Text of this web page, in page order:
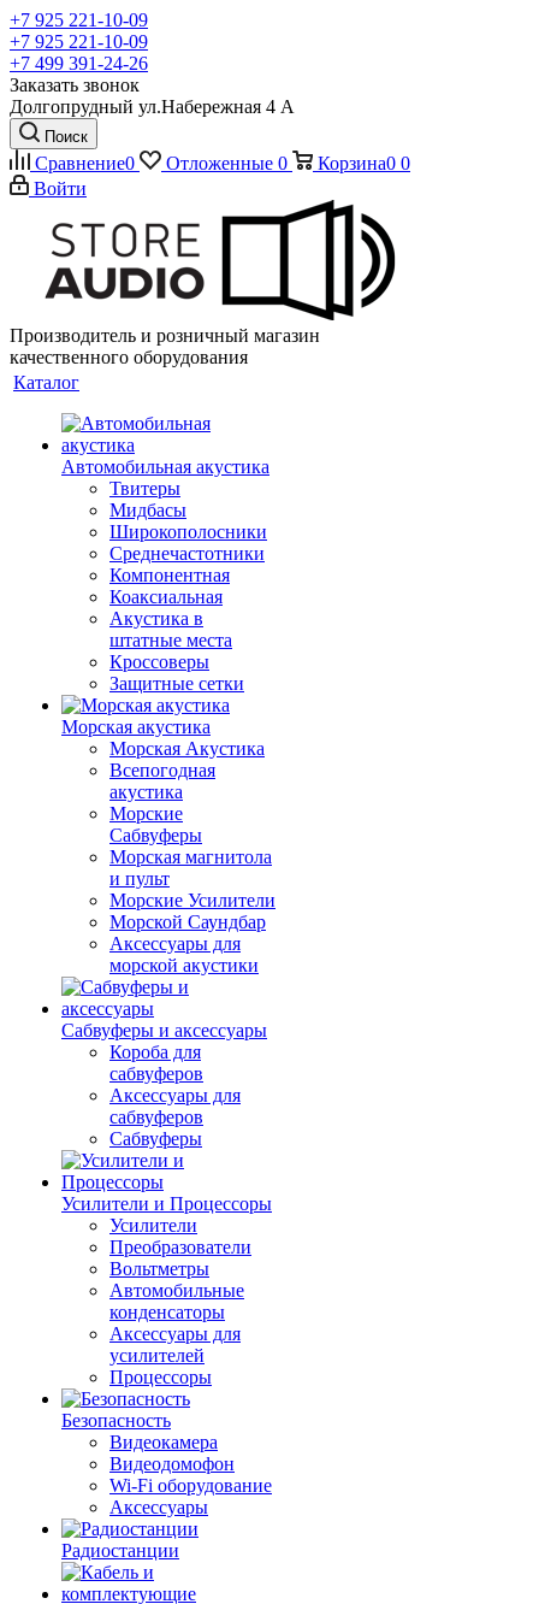
+7 925 221-10-09
+7 925 221-10-09
+7 499 391-24-26
Заказать звонок
Долгопрудный ул.Набережная 4 А
Поиск
Сравнение0 Отложенные 0 Корзина0 0
Войти
Производитель и розничный магазин
качественного оборудования
Каталог
Автомобильная акустика
Твитеры
Мидбасы
Широкополосники
Среднечастотники
Компонентная
Коаксиальная
Акустика в
штатные места
Кроссоверы
Защитные сетки
Морская акустика
Морская Акустика
Всепогодная
акустика
Морские
Сабвуферы
Морская магнитола
и пульт
Морские Усилители
Морской Cаундбар
Аксессуары для
морской акустики
Сабвуферы и аксессуары
Короба для
сабвуферов
Аксессуары для
сабвуферов
Сабвуферы
Усилители и Процессоры
Усилители
Преобразователи
Вольтметры
Автомобильные
конденсаторы
Аксессуары для
усилителей
Процессоры
Безопасность
Видеокамера
Видеодомофон
Wi-Fi оборудование
Аксессуары
Радиостанции